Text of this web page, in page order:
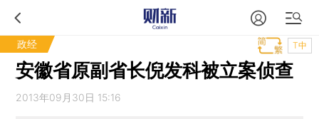
政经 T中
安徽省原副省长倪发科被立案侦查
2013年09月30日 15:16